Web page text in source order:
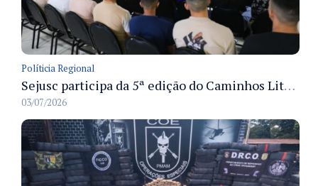
Políticia Regional
Sejusc participa da 5ª edição do Caminhos Literários com foco na cultura hip-hop nas unidades socioeducativas
03/07/2026